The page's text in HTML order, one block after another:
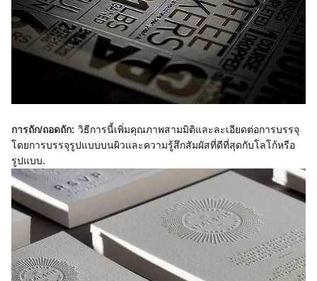
การถัก/ถอดถัก: วิธีการนี้เพิ่มคุณภาพสามมิติและละเอียดต่อการบรรจุ
โดยการบรรจุรูปแบบบนผิวและความรู้สึกสัมผัสที่ดีที่สุดกับโลโก้หรือ
รูปแบบ.